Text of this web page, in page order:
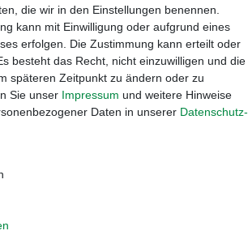
die wir in den Einstellungen benennen.
kann mit Einwilligung oder aufgrund eines
erfolgen. Die Zustimmung kann erteilt oder
besteht das Recht, nicht einzuwilligen und die
späteren Zeitpunkt zu ändern oder zu
Sie unser Impressum und weitere Hinweise
Daten in unserer Daten­schutz­